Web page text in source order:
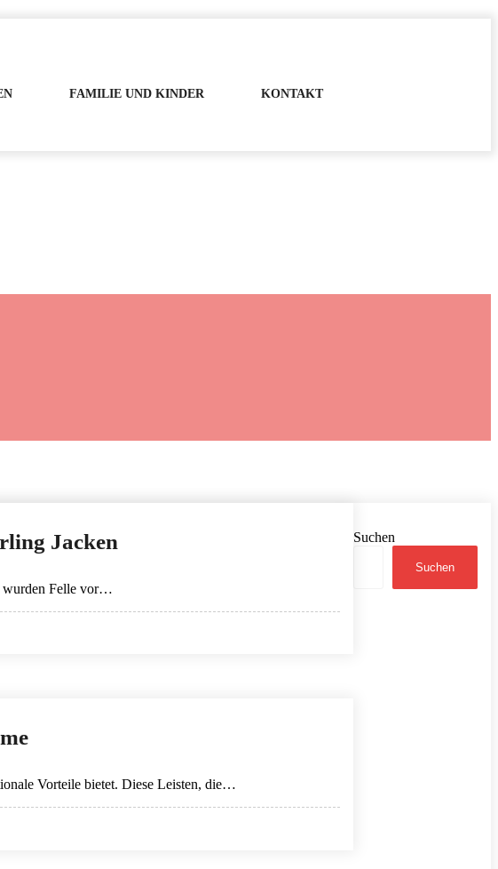
FAMILIE UND KINDER KONTAKT
Jacken
wurden Felle vor…
Vorteile bietet. Diese Leisten, die…
Suchen
Suchen